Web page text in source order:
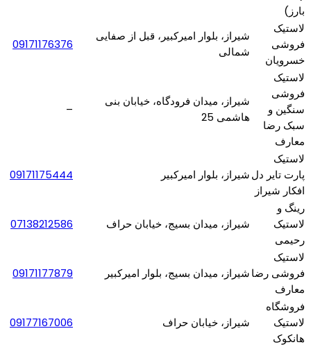
بارز)
لاستیک
فروشی
خسرویان
شیراز، بلوار امیرکبیر، قبل از صفایی
شمالی
09171176376
لاستیک
فروشی
سنگین و
سبک رضا
معارف
شیراز، میدان فرودگاه، خیابان بنی
هاشمی 25
–
لاستیک
پارت تایر دل
افکار شیراز
شیراز، بلوار امیرکبیر 09171175444
رینگ و
لاستیک
رحیمی
شیراز، میدان بسیج، خیابان حراف 07138212586
لاستیک
فروشی رضا
معارف
شیراز، میدان بسیج، بلوار امیرکبیر 09171177879
فروشگاه
لاستیک
هانکوک
شیراز، خیابان حراف 09177167006